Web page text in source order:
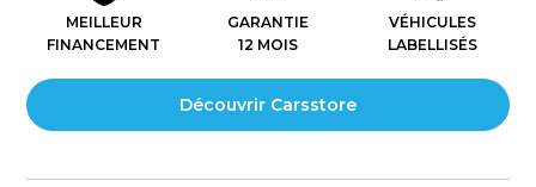
MEILLEUR
FINANCEMENT
GARANTIE
12 MOIS
VÉHICULES
LABELLISÉS
Découvrir Carsstore